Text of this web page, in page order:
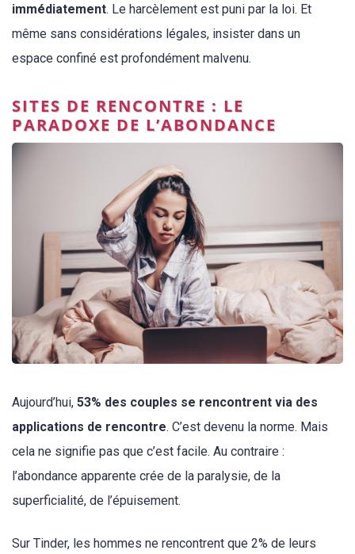
immédiatement. Le harcèlement est puni par la loi. Et
même sans considérations légales, insister dans un
espace confiné est profondément malvenu.
SITES DE RENCONTRE : LE
PARADOXE DE L’ABONDANCE
Aujourd’hui, 53% des couples se rencontrent via des
applications de rencontre. C’est devenu la norme. Mais
cela ne signifie pas que c’est facile. Au contraire :
l’abondance apparente crée de la paralysie, de la
superficialité, de l’épuisement.
Sur Tinder, les hommes ne rencontrent que 2% de leurs